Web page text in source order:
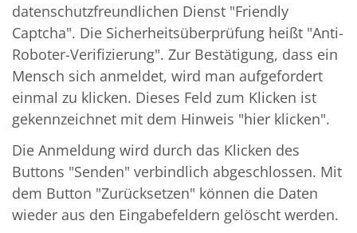
datenschutzfreundlichen Dienst "Friendly
Captcha". Die Sicherheitsüberprüfung heißt "Anti-
Roboter-Verifizierung". Zur Bestätigung, dass ein
Mensch sich anmeldet, wird man aufgefordert
einmal zu klicken. Dieses Feld zum Klicken ist
gekennzeichnet mit dem Hinweis "hier klicken".
Die Anmeldung wird durch das Klicken des
Buttons "Senden" verbindlich abgeschlossen. Mit
dem Button "Zurücksetzen" können die Daten
wieder aus den Eingabefeldern gelöscht werden.